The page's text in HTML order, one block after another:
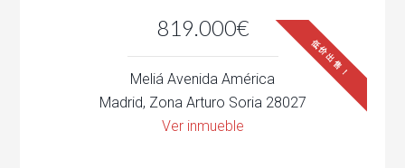
819.000€
低价出售！
Meliá Avenida América
Madrid, Zona Arturo Soria 28027
Ver inmueble